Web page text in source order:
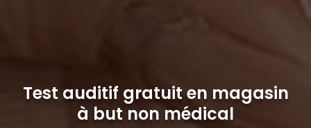
Test auditif gratuit en magasin
à but non médical